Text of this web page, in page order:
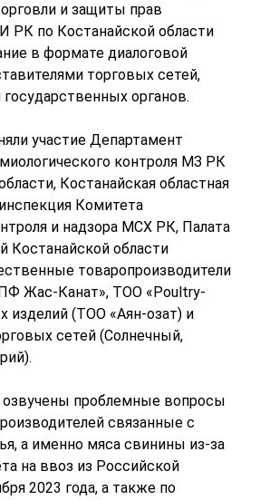
и защиты прав
РК по Костанайской области
в формате диалоговой
торговых сетей,
органов.
участие Департамент
контроля МЗ РК
Костанайская областная
Комитета
и надзора МСХ РК, Палата
Костанайской области
товаропроизводители
Жас-Канат», ТОО «Poultry-
изделий (ТОО «Аян-озат) и
сетей (Солнечный,
озвучены проблемные вопросы
связанные с
а именно мяса свинины из-за
на ввоз из Российской
2023 года, а также по